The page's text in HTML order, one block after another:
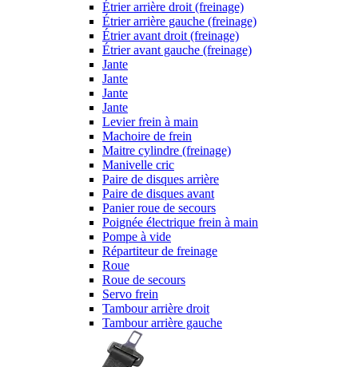
Étrier arrière droit (freinage)
Étrier arrière gauche (freinage)
Étrier avant droit (freinage)
Étrier avant gauche (freinage)
Jante
Jante
Jante
Jante
Levier frein à main
Machoire de frein
Maitre cylindre (freinage)
Manivelle cric
Paire de disques arrière
Paire de disques avant
Panier roue de secours
Poignée électrique frein à main
Pompe à vide
Répartiteur de freinage
Roue
Roue de secours
Servo frein
Tambour arrière droit
Tambour arrière gauche